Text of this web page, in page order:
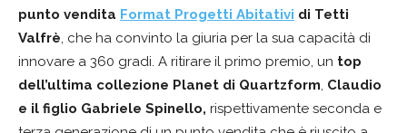
punto vendita Format Progetti Abitativi di Tetti
Valfrè, che ha convinto la giuria per la sua capacità di
innovare a 360 gradi. A ritirare il primo premio, un top
dell’ultima collezione Planet di Quartzform, Claudio
e il figlio Gabriele Spinello, rispettivamente seconda e